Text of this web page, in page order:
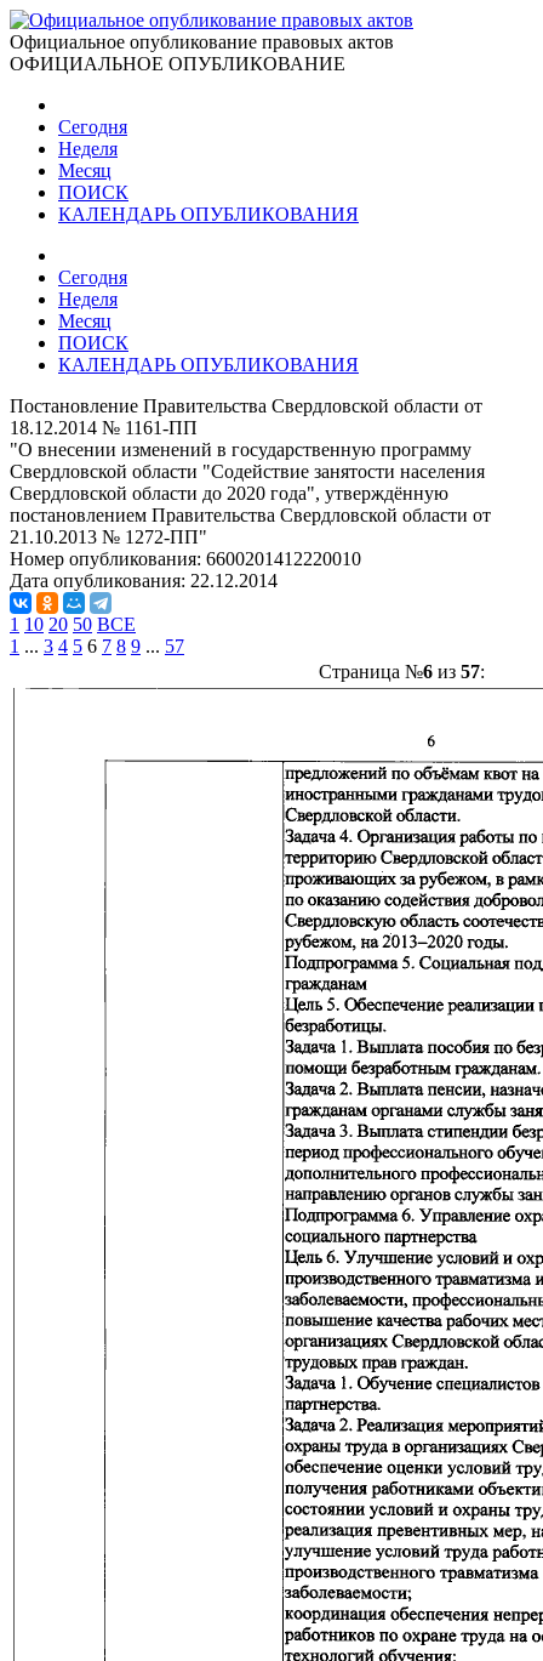
Официальное опубликование правовых актов
ОФИЦИАЛЬНОЕ ОПУБЛИКОВАНИЕ
Сегодня
Неделя
Месяц
ПОИСК
КАЛЕНДАРЬ ОПУБЛИКОВАНИЯ
Сегодня
Неделя
Месяц
ПОИСК
КАЛЕНДАРЬ ОПУБЛИКОВАНИЯ
Постановление Правительства Свердловской области от
18.12.2014 № 1161-ПП
"О внесении изменений в государственную программу
Свердловской области "Содействие занятости населения
Свердловской области до 2020 года", утверждённую
постановлением Правительства Свердловской области от
21.10.2013 № 1272-ПП"
Номер опубликования: 6600201412220010
Дата опубликования: 22.12.2014
1 10 20 50 ВСЕ
1 ... 3 4 5 6 7 8 9 ... 57
Страница №6из 57: